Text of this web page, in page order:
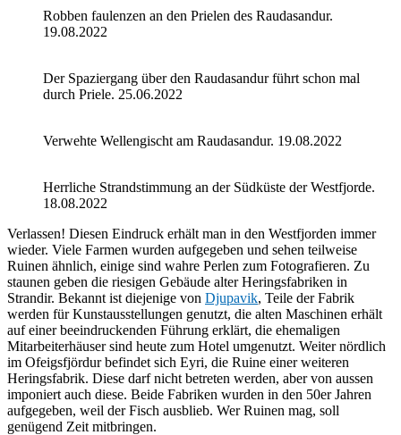
Robben faulenzen an den Prielen des Raudasandur.
19.08.2022
Der Spaziergang über den Raudasandur führt schon mal
durch Priele. 25.06.2022
Verwehte Wellengischt am Raudasandur. 19.08.2022
Herrliche Strandstimmung an der Südküste der Westfjorde.
18.08.2022
Verlassen! Diesen Eindruck erhält man in den Westfjorden immer
wieder. Viele Farmen wurden aufgegeben und sehen teilweise
Ruinen ähnlich, einige sind wahre Perlen zum Fotografieren. Zu
staunen geben die riesigen Gebäude alter Heringsfabriken in
Strandir. Bekannt ist diejenige von Djupavik, Teile der Fabrik
werden für Kunstausstellungen genutzt, die alten Maschinen erhält
auf einer beeindruckenden Führung erklärt, die ehemaligen
Mitarbeiterhäuser sind heute zum Hotel umgenutzt. Weiter nördlich
im Ofeigsfjördur befindet sich Eyri, die Ruine einer weiteren
Heringsfabrik. Diese darf nicht betreten werden, aber von aussen
imponiert auch diese. Beide Fabriken wurden in den 50er Jahren
aufgegeben, weil der Fisch ausblieb. Wer Ruinen mag, soll
genügend Zeit mitbringen.